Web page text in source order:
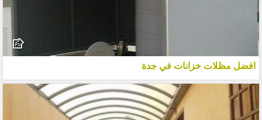
افضل مظلات خزانات في جدة